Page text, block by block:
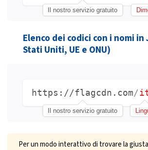
Il nostro servizio gratuito
Elenco dei codici con i nomi in
Stati Uniti, UE e ONU)
https://flagcdn.com
Il nostro servizio gratuito
/
Per un modo interattivo di trovare la